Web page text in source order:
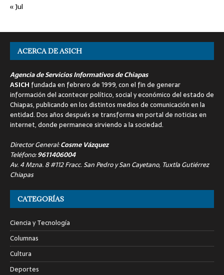
« Jul
ACERCA DE ASICH
Agencia de Servicios Informativos de Chiapas
ASICH fundada en febrero de 1999, con el fin de generar
información del acontecer político, social y económico del estado de
Chiapas, publicando en los distintos medios de comunicación en la
entidad. Dos años después se transforma en portal de noticias en
internet, donde permanece sirviendo a la sociedad.
Director General:Cosme Vázquez
Teléfono:9611406004
Av. 4 Mzna. 8 #112 Fracc. San Pedro y San Cayetano, Tuxtla Gutiérrez
Chiapas
CATEGORÍAS
Ciencia y Tecnología
Columnas
Cultura
Deportes